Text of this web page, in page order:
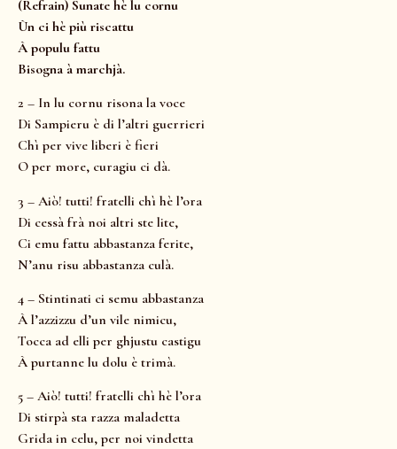
(Refrain) Sunate hè lu cornu
Ùn ci hè più riscattu
À populu fattu
Bisogna à marchjà.
2 – In lu cornu risona la voce
Di Sampieru è di l’altri guerrieri
Chì per vive liberi è fieri
O per more, curagiu ci dà.
3 – Aiò! tutti! fratelli chì hè l’ora
Di cessà frà noi altri ste lite,
Ci emu fattu abbastanza ferite,
N’anu risu abbastanza culà.
4 – Stintinati ci semu abbastanza
À l’azzizzu d’un vile nimicu,
Tocca ad elli per ghjustu castigu
À purtanne lu dolu è trimà.
5 – Aiò! tutti! fratelli chì hè l’ora
Di stirpà sta razza maladetta
Grida in celu, per noi vindetta